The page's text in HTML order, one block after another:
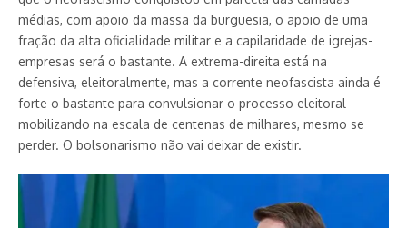
médias, com apoio da massa da burguesia, o apoio de uma
fração da alta oficialidade militar e a capilaridade de igrejas-
empresas será o bastante. A extrema-direita está na
defensiva, eleitoralmente, mas a corrente neofascista ainda é
forte o bastante para convulsionar o processo eleitoral
mobilizando na escala de centenas de milhares, mesmo se
perder. O bolsonarismo não vai deixar de existir.